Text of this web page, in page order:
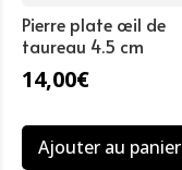
Pierre plate œil de
taureau 4.5 cm
14,00€
Ajouter au panier